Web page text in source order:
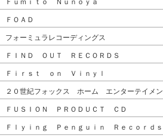
Ｆｕｍｉｔｏ Ｎｕｎｏｙａ
ＦＯＡＤ
フォーミュラレコーディングス
ＦＩＮＤ ＯＵＴ ＲＥＣＯＲＤＳ
Ｆｉｒｓｔ ｏｎ Ｖｉｎｙｌ
２０世紀フォックス ホーム エンターテイメ
ＦＵＳＩＯＮ ＰＲＯＤＵＣＴ ＣＤ
Ｆｌｙｉｎｇ Ｐｅｎｇｕｉｎ Ｒｅｃｏｒｄｓ